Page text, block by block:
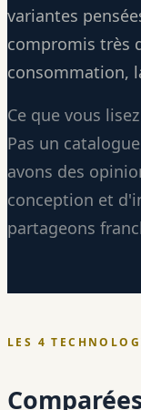
variantes
compromis très
consommation,
Ce que vous
Pas un
avons des
conception et
partageons
LES 4